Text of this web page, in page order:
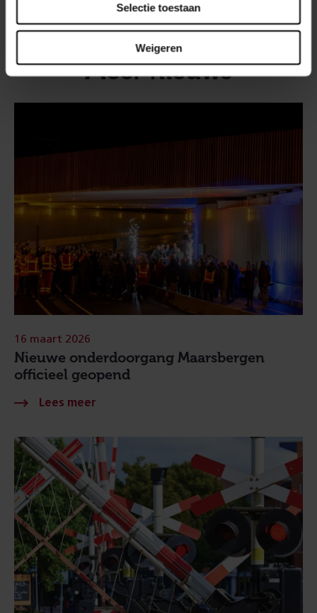
Selectie toestaan
Weigeren
Overwegen Veiligheid
Meer nieuws
Nieuwe onderdoorgang Maarsbergen
officieel geopend
16 maart 2026